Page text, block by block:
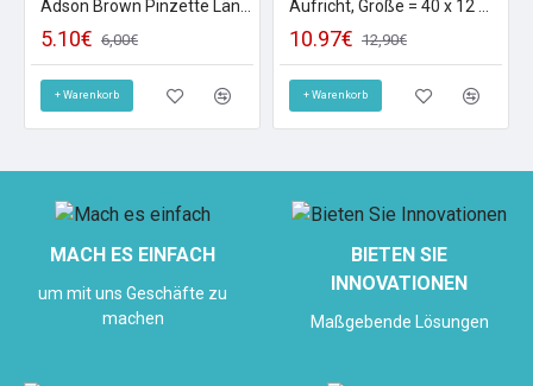
5.10€ 6,00€
+ Warenkorb
10.97€ 12,90€
+ Warenkorb
MACH ES EINFACH
um mit uns Geschäfte zu
machen
BIETEN SIE
INNOVATIONEN
Maßgebende Lösungen